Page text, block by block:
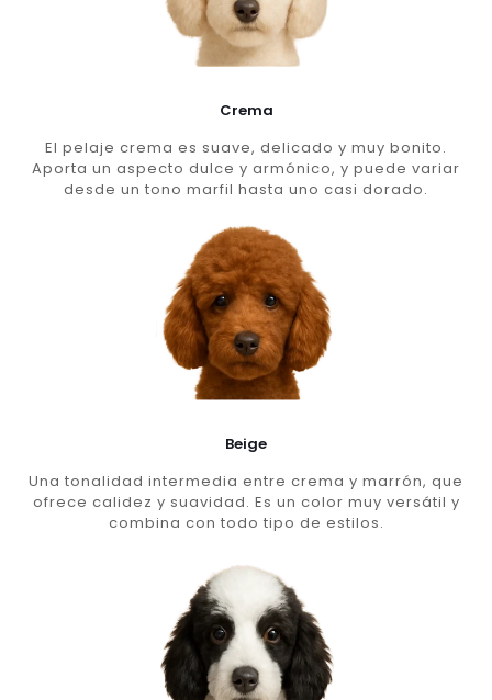
Crema
El pelaje crema es suave, delicado y muy bonito.
Aporta un aspecto dulce y armónico, y puede variar
desde un tono marfil hasta uno casi dorado.
Beige
Una tonalidad intermedia entre crema y marrón, que
ofrece calidez y suavidad. Es un color muy versátil y
combina con todo tipo de estilos.